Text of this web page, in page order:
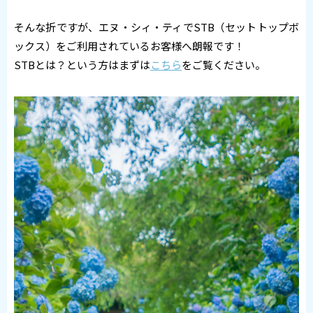
そんな折ですが、エヌ・シィ・ティでSTB（セットトップボ
ックス）をご利用されているお客様へ朗報です！
STBとは？という方はまずはこちらをご覧ください。